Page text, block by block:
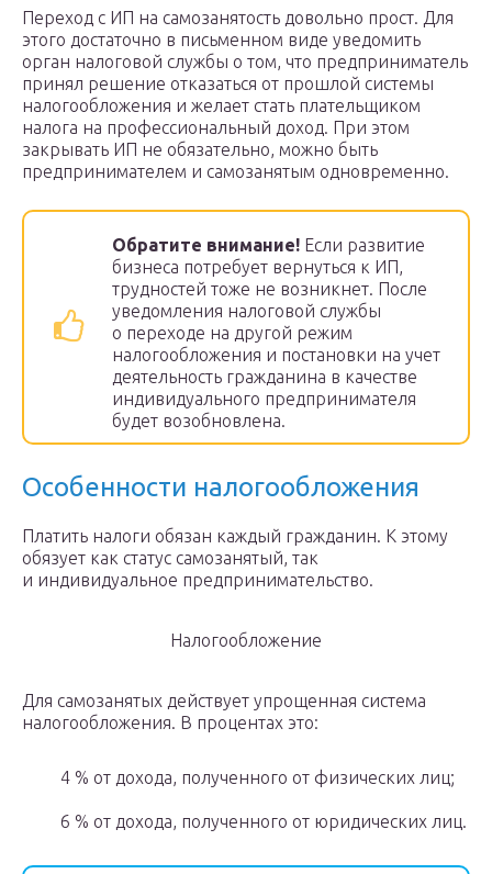
Переход с ИП на самозанятость довольно прост. Для
этого достаточно в письменном виде уведомить
орган налоговой службы о том, что предприниматель
принял решение отказаться от прошлой системы
налогообложения и желает стать плательщиком
налога на профессиональный доход. При этом
закрывать ИП не обязательно, можно быть
предпринимателем и самозанятым одновременно.
Обратите внимание! Если развитие
бизнеса потребует вернуться к ИП,
трудностей тоже не возникнет. После
уведомления налоговой службы
о переходе на другой режим
налогообложения и постановки на учет
деятельность гражданина в качестве
индивидуального предпринимателя
будет возобновлена.
Особенности налогообложения
Платить налоги обязан каждый гражданин. К этому
обязует как статус самозанятый, так
и индивидуальное предпринимательство.
Налогообложение
Для самозанятых действует упрощенная система
налогообложения. В процентах это:
4 % от дохода, полученного от физических лиц;
6 % от дохода, полученного от юридических лиц.